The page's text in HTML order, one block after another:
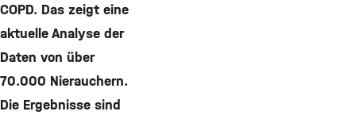
COPD. Das zeigt eine
aktuelle Analyse der
Daten von über
70.000 Nierauchern.
Die Ergebnisse sind